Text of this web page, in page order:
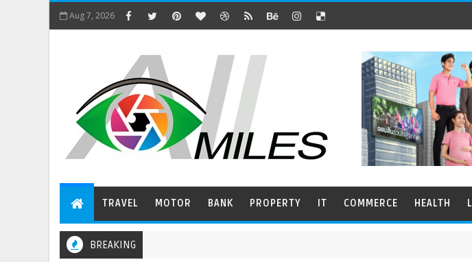
Aug 7, 2026
TRAVEL MOTOR BANK PROPERTY IT COMMERCE HEALTH
BREAKING